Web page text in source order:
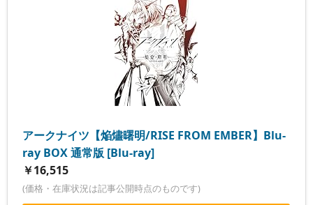
アークナイツ【焔燼曙明/RISE FROM EMBER】Blu-
ray BOX 通常版 [Blu-ray]
￥16,515
(価格・在庫状況は記事公開時点のものです)